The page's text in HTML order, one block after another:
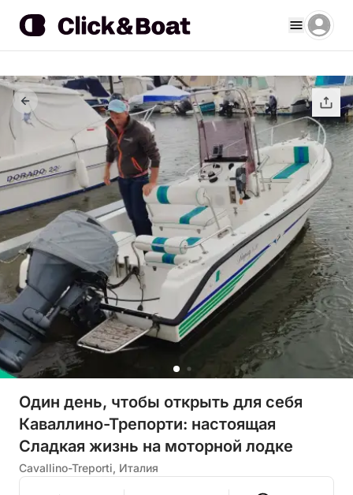
Один день, чтобы открыть для себя
Каваллино-Трепорти: настоящая
Сладкая жизнь на моторной лодке
Cavallino-Treporti, Италия